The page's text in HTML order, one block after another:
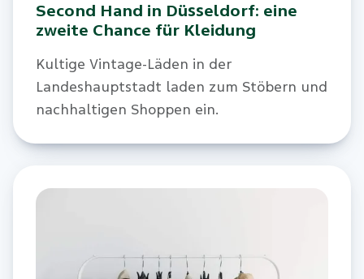
Second Hand in Düsseldorf: eine
zweite Chance für Kleidung
Kultige Vintage-Läden in der
Landeshauptstadt laden zum Stöbern und
nachhaltigen Shoppen ein.